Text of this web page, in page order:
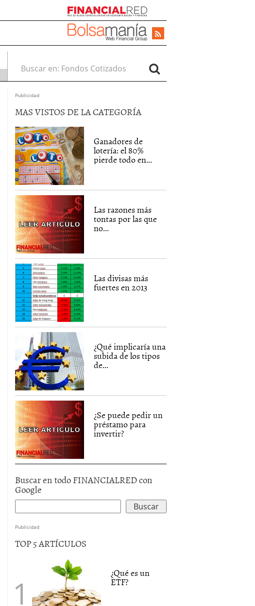
Buscar en:
Publicidad
MAS VISTOS DE LA CATEGORÍA
Ganadores de
lotería: el 80%
pierde todo en...
Las razones más
tontas por las que
no...
Las divisas más
fuertes en 2013
¿Qué implicaría una
subida de los tipos
de...
¿Se puede pedir un
préstamo para
invertir?
Buscar en todo FINANCIALRED con
Google
Publicidad
TOP 5 ARTÍCULOS
¿Qué es un
ETF?